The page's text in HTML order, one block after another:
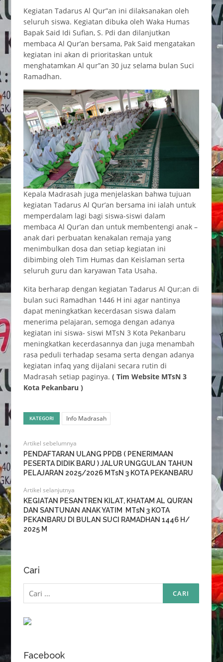
Kegiatan Tadarus Al Qur”an ini dilaksanakan oleh
seluruh siswa. Kegiatan dibuka oleh Waka Humas
Bapak Said Idi Sufian, S. Pdi dan dilanjutkan
membaca Al Qur’an bersama, Pak Said mengatakan
kegiatan ini akan di prioritaskan untuk
menghatamkan Al qur”an 30 juz selama bulan Suci
Ramadhan.
Kepala Madrasah juga menjelaskan bahwa tujuan
kegiatan Tadarus Al Qur’an bersama ini ialah untuk
memperdalam lagi bagi siswa-siswi dalam
membaca Al Qur’an dan untuk membentengi anak –
anak dari perbuatan kenakalan remaja yang
menimbulkan dosa dan setiap kegiatan ini
dibimbing oleh Tim Humas dan Keislaman serta
seluruh guru dan karyawan Tata Usaha.
Kita berharap dengan kegiatan Tadarus Al Qur;an di
bulan suci Ramadhan 1446 H ini agar nantinya
dapat meningkatkan kecerdasan siswa dalam
menerima pelajaran, semoga dengan adanya
kegiatan ini siswa- siswi MTsN 3 Kota Pekanbaru
meningkatkan kecerdasannya dan juga menambah
rasa peduli terhadap sesama serta dengan adanya
kegiatan infaq yang dijalani secara rutin di
Madrasah setiap paginya. ( Tim Website MTsN 3
Kota Pekanbaru )
KATEGORI Info Madrasah
Artikel sebelumnya
PENDAFTARAN ULANG PPDB ( PENERIMAAN
PESERTA DIDIK BARU ) JALUR UNGGULAN TAHUN
PELAJARAN 2025/2026 MTsN 3 KOTA PEKANBARU
Artikel selanjutnya
KEGIATAN PESANTREN KILAT, KHATAM AL QUR’AN
DAN SANTUNAN ANAK YATIM MTsN 3 KOTA
PEKANBARU DI BULAN SUCI RAMADHAN 1446 H/
2025 M
Cari
Cari
untuk:
Facebook